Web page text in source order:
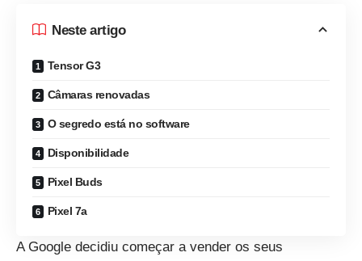
Neste artigo
Tensor G3
Câmaras renovadas
O segredo está no software
Disponibilidade
Pixel Buds
Pixel 7a
A Google decidiu começar a vender os seus